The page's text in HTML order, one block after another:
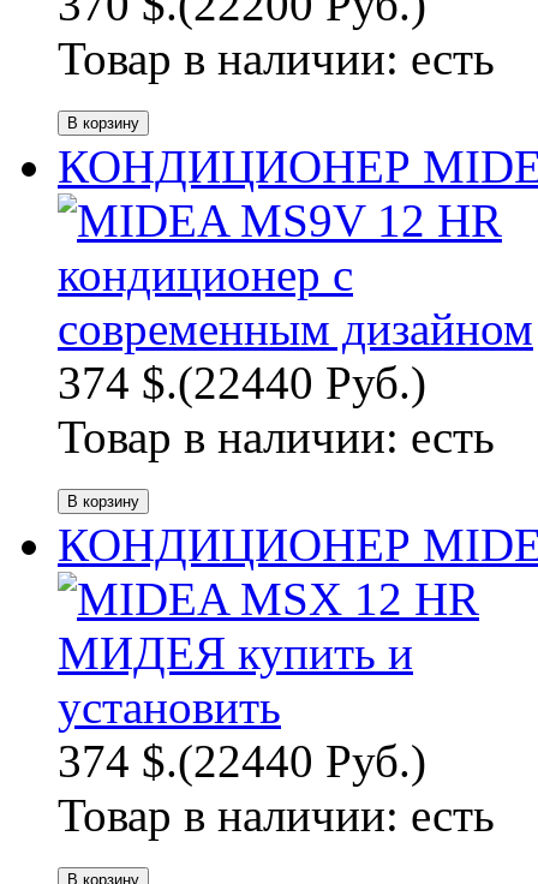
Товар в наличии: есть
КОНДИЦИОНЕР
374 $.(22440 Руб.)
Товар в наличии: есть
КОНДИЦИОНЕР
374 $.(22440 Руб.)
Товар в наличии: есть